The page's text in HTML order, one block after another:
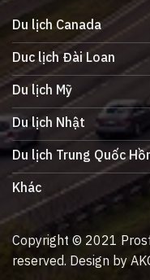
Du lịch Canada
Duc lịch Đài Loan
Du lịch Mỹ
Du lịch Nhật
Du lịch Trung Quốc
Khác
Copyright © 2021
reserved. Design by